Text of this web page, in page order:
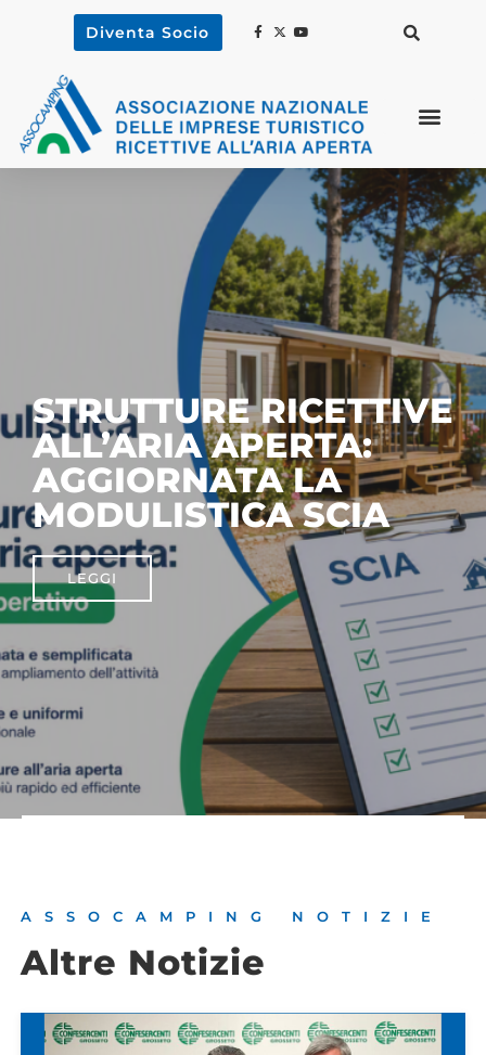
Diventa Socio
STRUTTURE RICETTIVE
ALL’ARIA APERTA:
AGGIORNATA LA
MODULISTICA SCIA
LEGGI
ASSOCAMPING NOTIZIE
Altre Notizie